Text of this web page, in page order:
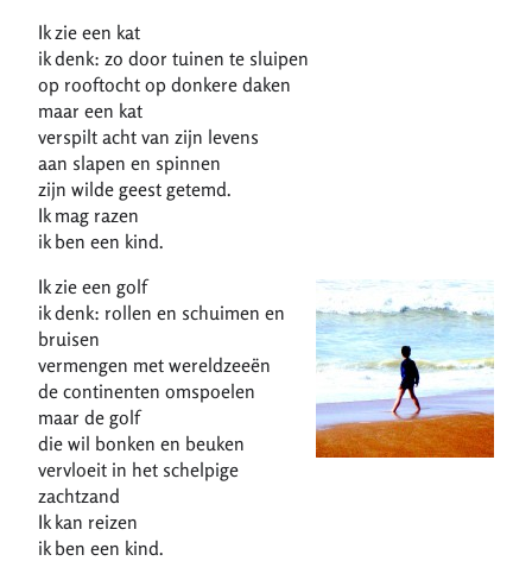
Ik zie een kat
ik denk: zo door tuinen te sluipen
op rooftocht op donkere daken
maar een kat
verspilt acht van zijn levens
aan slapen en spinnen
zijn wilde geest getemd.
Ik mag razen
ik ben een kind.
Ik zie een golf
ik denk: rollen en schuimen en
bruisen
vermengen met wereldzeeën
de continenten omspoelen
maar de golf
die wil bonken en beuken
vervloeit in het schelpige
zachtzand
Ik kan reizen
ik ben een kind.